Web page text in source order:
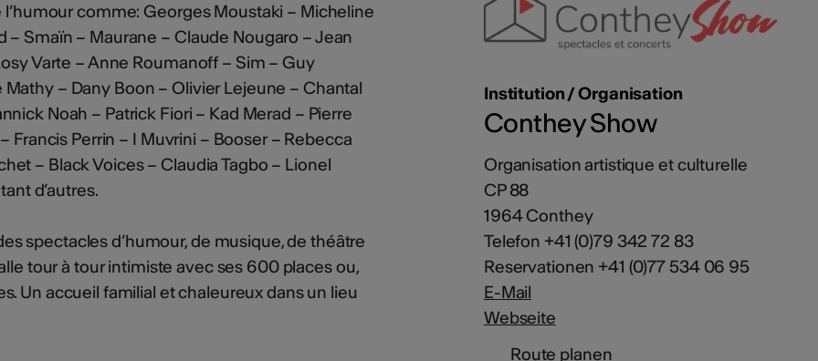
comme: Georges Moustaki – Micheline
– Smaïn – Maurane – Claude Nougaro – Jean
Varte – Anne Roumanoff – Sim – Guy
– Dany Boon – Olivier Lejeune – Chantal
Noah – Patrick Fiori – Kad Merad – Pierre
Francis Perrin – I Muvrini – Booser – Rebecca
– Black Voices – Claudia Tagbo – Lionel
d’autres.
spectacles d’humour, de musique, de théâtre
tour à tour intimiste avec ses 600 places ou,
Un accueil familial et chaleureux dans un lieu
Institution / Organisation
Conthey Show
Organisation artistique et culturelle
CP 88
1964 Conthey
Telefon +41 (0)79 342 72 83
Reservationen +41 (0)77 534 06 95
E-Mail
Webseite
Route planen